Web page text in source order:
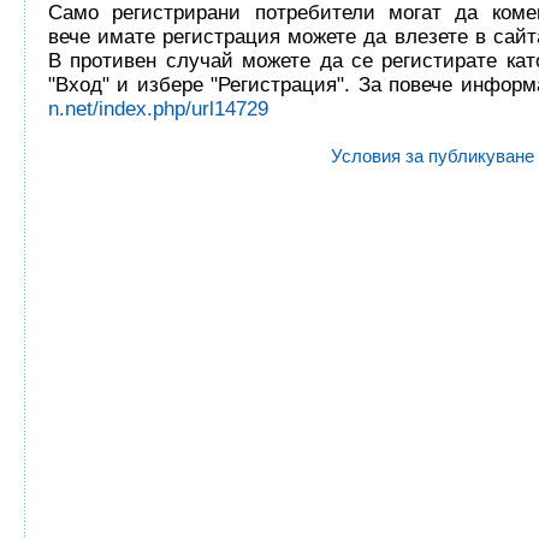
Само регистрирани потребители могат да
вече имате регистрация можете да влезете в
В противен случай можете да се регистирате
"Вход" и избере "Регистрация". За повече
n.net/index.php/url14729
Условия за